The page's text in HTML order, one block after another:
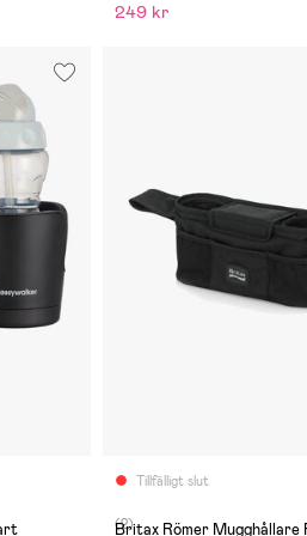
249 kr
Tillfälligt slut
(2)
Britax Römer Mugghållare